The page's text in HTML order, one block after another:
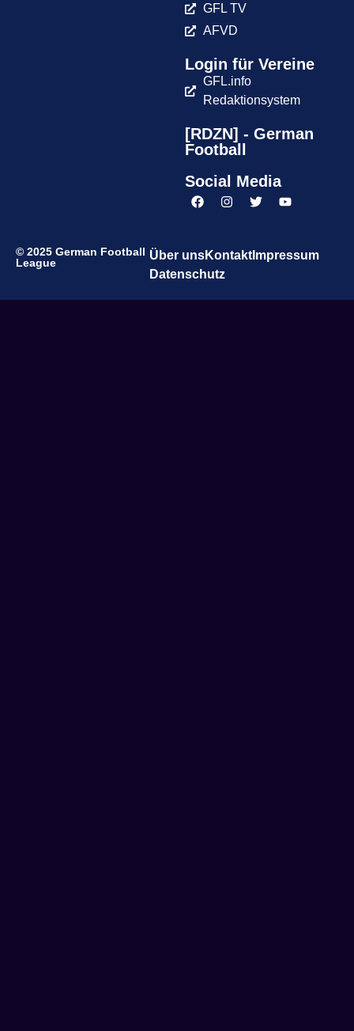
GFL TV
AFVD
Login für Vereine
GFL.info
Redaktionsystem
[RDZN] - German
Football
Social Media
© 2025 German Football
League
Über unsKontaktImpressum
Datenschutz